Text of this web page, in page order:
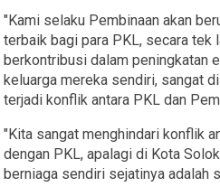
"Kami selaku Pembinaan akan
terbaik bagi para PKL, secara tek
berkontribusi dalam peningkatan
keluarga mereka sendiri, sangat
terjadi konflik antara PKL dan
"Kita sangat menghindari konflik
dengan PKL, apalagi di Kota
berniaga sendiri sejatinya adalah